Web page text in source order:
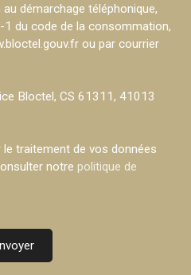
démarchage téléphonique,
du code de la consommation,
ou par courrier
Bloctel, CS 61311, 41013
traitement de vos données
notre politique de